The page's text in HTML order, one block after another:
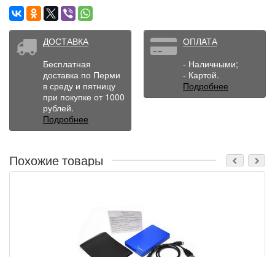
ДОСТАВКА
Бесплатная
доставка по Перми
в среду и пятницу
при покупке от 1000
рублей.
Подробнее
ОПЛАТА
- Наличными;
- Картой.
Подробнее
Похожие товары